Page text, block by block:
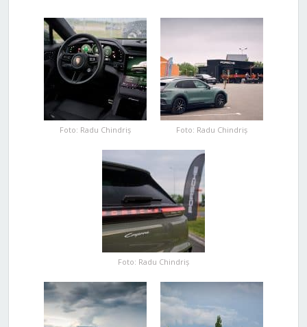
Foto: Radu Chindriș Foto: Radu Chindriș
Foto: Radu Chindriș